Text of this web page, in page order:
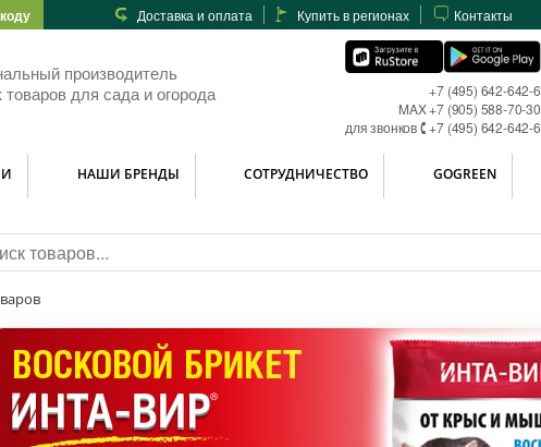
Доставка и оплата Купить в регионах Контакты
производитель
для сада и огорода
+7 (495) 642-642-6
MAX +7 (905) 588-70-30
для звонков 🕻 +7 (495) 642-642-6
НАШИ БРЕНДЫ СОТРУДНИЧЕСТВО GOGREEN